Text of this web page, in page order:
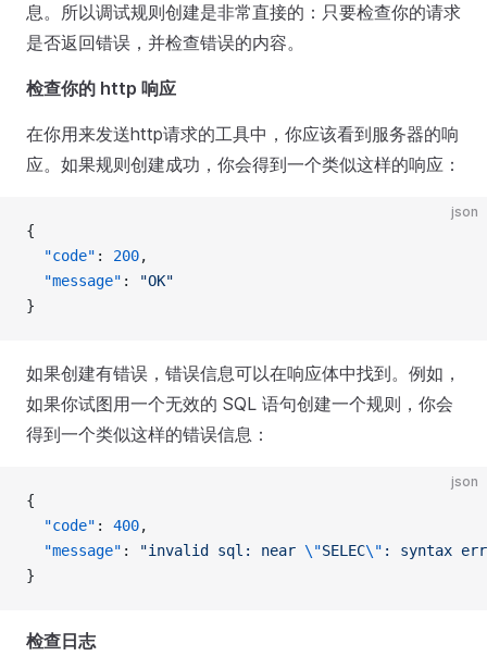
息。所以调试规则创建是非常直接的：只要检查你的请求
是否返回错误，并检查错误的内容。
检查你的 http 响应
在你用来发送http请求的工具中，你应该看到服务器的响
应。如果规则创建成功，你会得到一个类似这样的响应：
json
{
  "code"
: 200,
  "message"
:
"OK"
}
如果创建有错误，错误信息可以在响应体中找到。例如，
如果你试图用一个无效的 SQL 语句创建一个规则，你会
得到一个类似这样的错误信息：
json
{
  "code"
: 400,
  "message"
: "invalid sql: near \"SELEC\" : syntax
}
检查日志